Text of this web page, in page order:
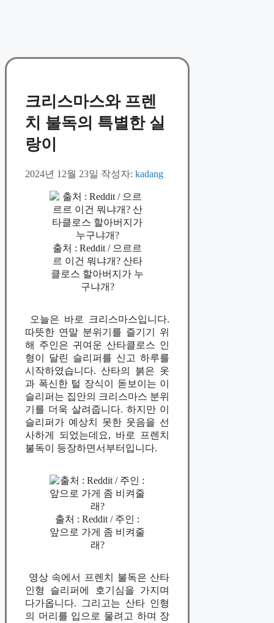
크리스마스와 프렌
치 불독의 특별한 실
랑이
2024년 12월 23일 작성자: kadang
출처 : Reddit / 으르르
르 이건 뭐냐개? 산타
클로스 할아버지가 누
구냐개?
오늘은 바로 크리스마스입니다.
따뜻한 연말 분위기를 즐기기 위
해 주인은 귀여운 산타클로스 인
형이 달린 슬리퍼를 신고 하루를
시작하였습니다. 산타의 붉은 옷
과 폭신한 털 장식이 돋보이는 이
슬리퍼는 집안의 크리스마스 분위
기를 더욱 살려줍니다. 하지만 이
슬리퍼가 예상치 못한 웃음을 선
사하게 되었는데요, 바로 프렌치
불독이 등장하면서부터입니다.
출처 : Reddit / 주인 :
앞으로 가게 좀 비켜줄
래?
영상 속에서 프렌치 불독은 산타
인형 슬리퍼에 호기심을 가지며
다가옵니다. 그리고는 산타 인형
의 머리를 입으로 물려고 하며 장